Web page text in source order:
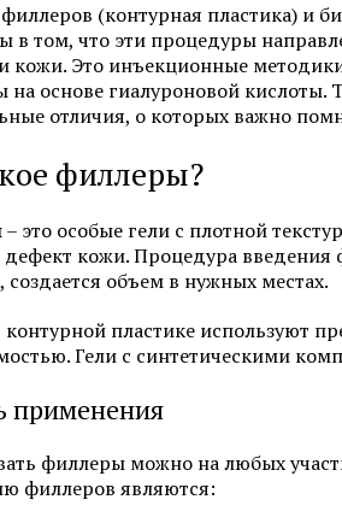
косметология
косметология
косметология
новообразований
(контурная пластика) и
в том, что эти процедуры
кожи. Это инъекционные
на основе гиалуроновой кислоты.
отличия, о которых важно
филлеры?
– это особые гели с плотной
дефект кожи. Процедура введения
объем в нужных местах.
контурной пластике используют
Гели с синтетическими
применения
филлеры можно на любых
филлеров являются: